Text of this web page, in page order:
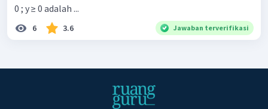
0 ; y ≥ 0 adalah ...
6 3.6 Jawaban terverifikasi